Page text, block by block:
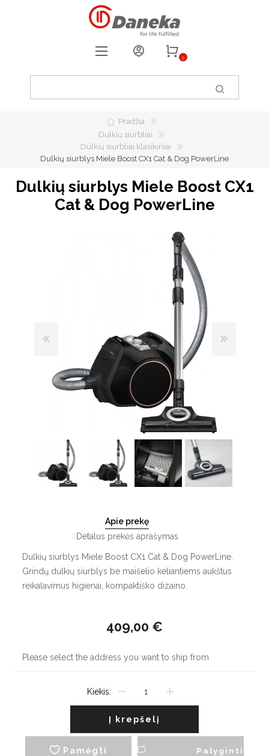
0
0
Pradžia
Dulkių siurbliai
Dulkių siurbliai klasikiniai
Dulkių siurblys Miele Boost CX1 Cat & Dog PowerLine
Dulkių siurblys Miele Boost CX1
Cat & Dog PowerLine
Apie prekę
Detalus prekės aprašymas
Dulkių siurblys Miele Boost CX1 Cat & Dog PowerLine.
Grindų dulkių siurblys be maišelio keliantiems aukštus
reikalavimus higienai, kompaktiško dizaino.
409,00 €
Please select the address you want to ship from
Kiekis:
Pamėgti
Į krepšelį
Palyginti